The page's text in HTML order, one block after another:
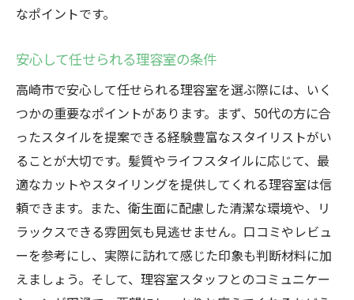
なポイントです。
安心して任せられる理容室の条件
高崎市で安心して任せられる理容室を選ぶ際には、いく
つかの重要なポイントがあります。まず、50代の方に合
ったスタイルを提案できる経験豊富なスタイリストがい
ることが大切です。髪質やライフスタイルに応じて、最
適なカットやスタイリングを提供してくれる理容室は信
頼できます。また、衛生面に配慮した清潔な環境や、リ
ラックスできる雰囲気も見逃せません。口コミやレビュ
ーを参考にし、実際に訪れて感じた印象も判断材料に加
えましょう。そして、理容室スタッフとのコミュニケー